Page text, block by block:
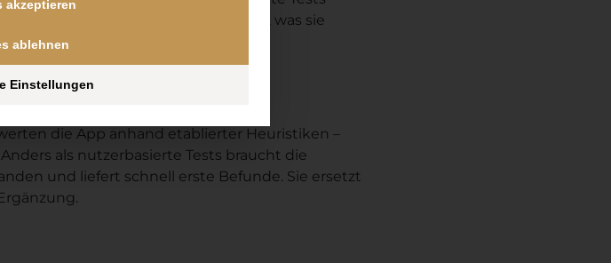
der Bedienung laut auszusprechen, was sie
Prozesse sichtbar, die reine
die App anhand etablierter Heuristiken –
als nutzerbasierte Tests braucht die
und liefert schnell erste Befunde. Sie ersetzt
akzeptieren
ablehnen
Einstellungen